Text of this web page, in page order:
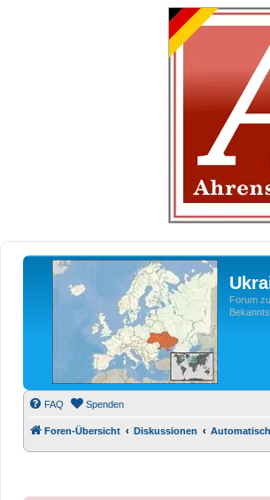
Forum
FAQ Spenden
Foren-Übersicht Diskussionen